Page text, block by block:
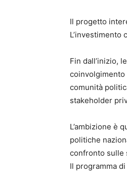
Il progetto
L’investimento
Fin dall’inizio,
coinvolgimento
comunità
stakeholder
L’ambizione è
politiche
confronto sulle
Il programma